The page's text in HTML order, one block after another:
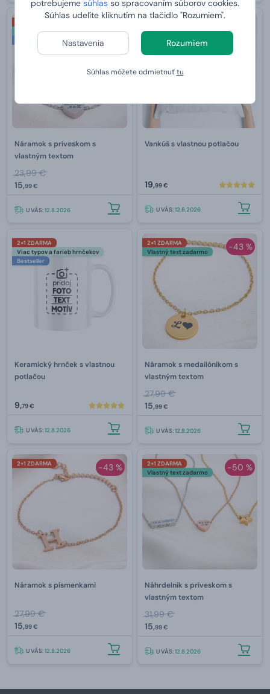
potrebujeme súhlas so spracovaním súborov cookies.
Súhlas udelíte kliknutím na tlačidlo "Rozumiem".
Nastavenia Rozumiem
Súhlas môžete odmietnuťtu
Vlastný text zadarmo
Náramok s príveskom s
vlastným textom
23,99 €
15,99 €
U VÁS:12.8.2026
Bestseller
Vankúš s vlastnou potlačou
19,99 €
U VÁS:12.8.2026
2+1 ZDARMA
Viac typov a farieb hrnčekov
Bestseller
Keramický hrnček s vlastnou
potlačou
9,79 €
U VÁS:12.8.2026
-43 %
2+1 ZDARMA
Vlastný text zadarmo
Náramok s medailónikom s
vlastným textom
27,99 €
15,99 €
U VÁS:12.8.2026
-43 %
2+1 ZDARMA
Náramok s písmenkami
27,99 €
15,99 €
U VÁS:12.8.2026
-50 %
2+1 ZDARMA
Vlastný text zadarmo
Náhrdelník s príveskom s
vlastným textom
31,99 €
15,99 €
U VÁS:12.8.2026